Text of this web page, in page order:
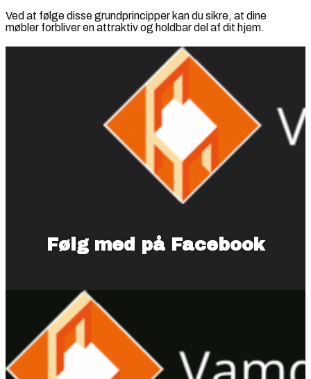
Ved at følge disse grundprincipper kan du sikre, at dine
møbler forbliver en attraktiv og holdbar del af dit hjem.
Følg med på Facebook